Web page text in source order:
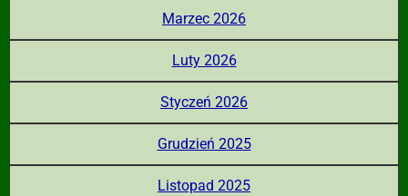
Marzec 2026
Luty 2026
Styczeń 2026
Grudzień 2025
Listopad 2025